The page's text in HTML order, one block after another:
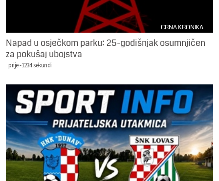
CRNA KRONIKA
Napad u osječkom parku: 25-godišnjak osumnjičen
za pokušaj ubojstva
prije -1234 sekundi